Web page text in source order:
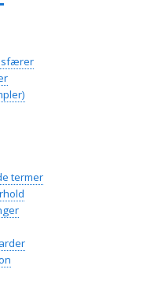
termer